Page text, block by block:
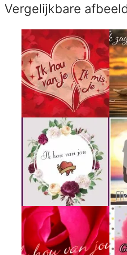
Vergelijkbare